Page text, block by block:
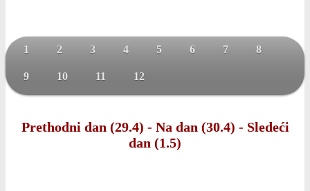
1 2 3 4 5 6 7 8
9 10 11 12
Prethodni dan (29.4) - Na dan (30.4) - Sledeći
dan (1.5)